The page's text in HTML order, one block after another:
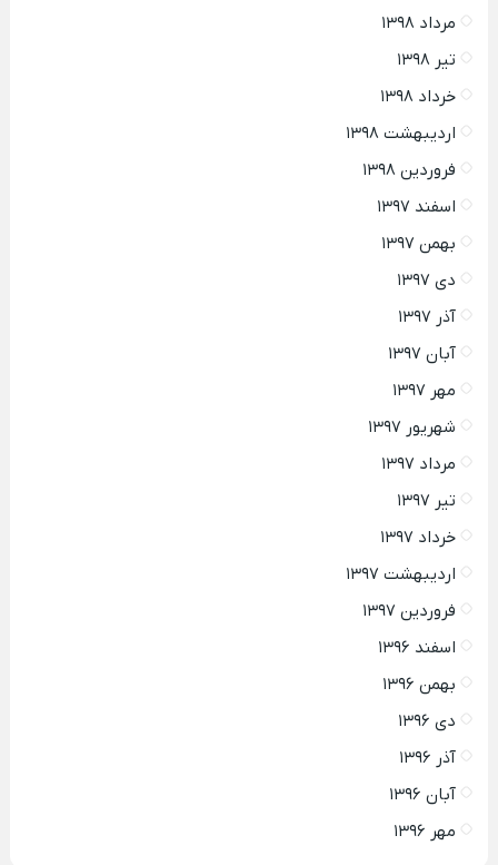
مرداد ۱۳۹۸
تیر ۱۳۹۸
خرداد ۱۳۹۸
اردیبهشت ۱۳۹۸
فروردین ۱۳۹۸
اسفند ۱۳۹۷
بهمن ۱۳۹۷
دی ۱۳۹۷
آذر ۱۳۹۷
آبان ۱۳۹۷
مهر ۱۳۹۷
شهریور ۱۳۹۷
مرداد ۱۳۹۷
تیر ۱۳۹۷
خرداد ۱۳۹۷
اردیبهشت ۱۳۹۷
فروردین ۱۳۹۷
اسفند ۱۳۹۶
بهمن ۱۳۹۶
دی ۱۳۹۶
آذر ۱۳۹۶
آبان ۱۳۹۶
مهر ۱۳۹۶